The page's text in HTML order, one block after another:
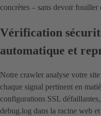
concrètes – sans devoir fouiller
Vérification
automatique et
Notre crawler analyse votre
chaque signal pertinent en
configurations SSL
debug.log dans la racine web